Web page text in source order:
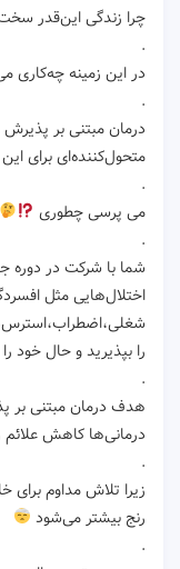
چرا زندگی این‌قدر
.
در این‌ زمینه چه‌کاری
.
متحول‌کننده‌ای برای
.
می پرسی چطوری
.
شما با شرکت در دوره
اختلال‌هایی مثل
را بپذیرید و حال خود
.
هدف درمان مبتنی بر
درمانی‌ها کاهش
.
زیرا تلاش مداوم
رنج بیشتر می‌شود
.